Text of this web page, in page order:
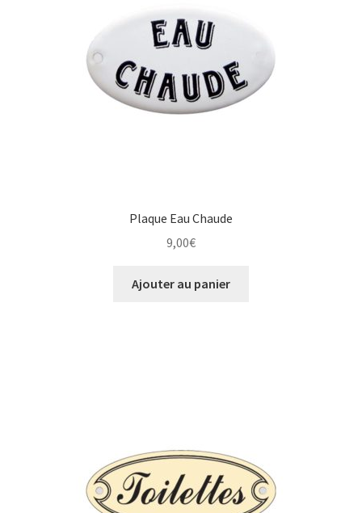
Plaque Eau Chaude
9,00€
Ajouter au panier